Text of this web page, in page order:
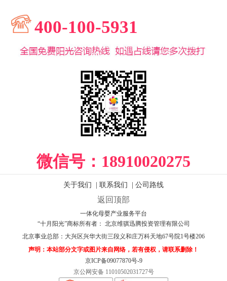
400-100-5931
微信号： 18910020275
关于我们 | 联系我们 | 公司路线
返回顶部
一体化母婴产业服务平台
“十月阳光”商标所有者： 北京维骐迅腾投资管理有限公司
北京事业总部： 大兴区兴华大街三段义和庄万科天地67号院1号楼206
声明：本站部分文字或图片来自网络，若有侵权，请联系删除！
京ICP备09077870号-9
京公网安备 11010502031727号